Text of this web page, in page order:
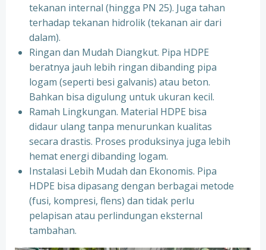
tekanan internal (hingga PN 25). Juga tahan
terhadap tekanan hidrolik (tekanan air dari
dalam).
Ringan dan Mudah Diangkut. Pipa HDPE
beratnya jauh lebih ringan dibanding pipa
logam (seperti besi galvanis) atau beton.
Bahkan bisa digulung untuk ukuran kecil.
Ramah Lingkungan. Material HDPE bisa
didaur ulang tanpa menurunkan kualitas
secara drastis. Proses produksinya juga lebih
hemat energi dibanding logam.
Instalasi Lebih Mudah dan Ekonomis. Pipa
HDPE bisa dipasang dengan berbagai metode
(fusi, kompresi, flens) dan tidak perlu
pelapisan atau perlindungan eksternal
tambahan.